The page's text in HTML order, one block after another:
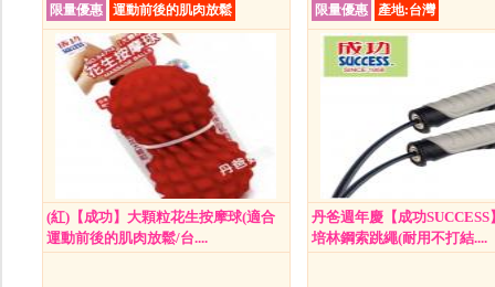
限量優惠
運動前後的肌肉放鬆
(紅)【成功】大顆粒花生按摩球(適合
運動前後的肌肉放鬆/台....
限量優惠
產地:台灣
丹爸週年慶【成功SUCCESS
培林鋼索跳繩(耐用不打結....